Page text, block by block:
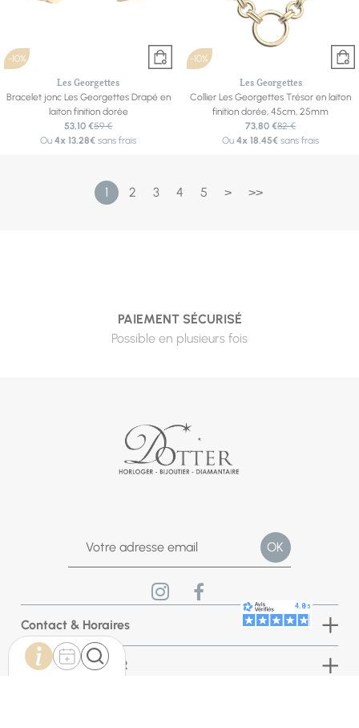
-10%
Les Georgettes
Bracelet jonc Les Georgettes Drapé en
laiton finition dorée
53,10 €59 €
Ou4x 13.28€ sans frais
-10%
Les Georgettes
Collier Les Georgettes Trésor en laiton
finition dorée, 45cm, 25mm
73,80 €82 €
Ou4x 18.45€ sans frais
1 2 3 4 5 > >>
PAIEMENT SÉCURISÉ
Possible en plusieurs fois
Contact & Horaires
Bijouterie DOTTER